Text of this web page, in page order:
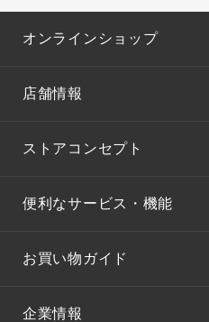
オンラインショップ
店舗情報
ストアコンセプト
便利なサービス・機能
お買い物ガイド
企業情報